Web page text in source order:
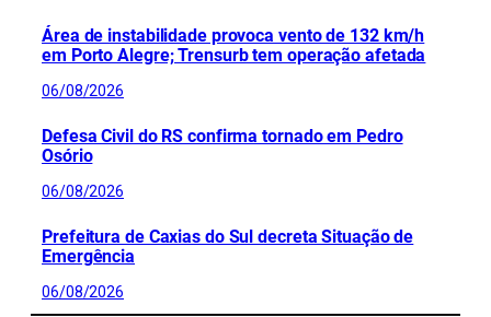
Área de instabilidade provoca vento de 132 km/h
em Porto Alegre; Trensurb tem operação afetada
06/08/2026
Defesa Civil do RS confirma tornado em Pedro
Osório
06/08/2026
Prefeitura de Caxias do Sul decreta Situação de
Emergência
06/08/2026